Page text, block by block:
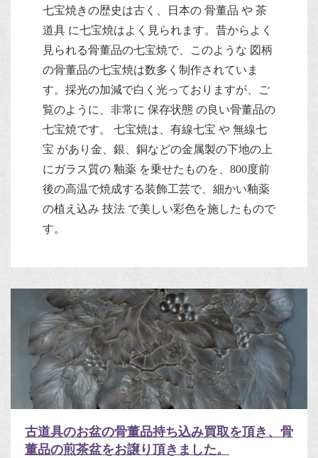
七宝焼きの歴史は古く、日本の 骨董品 や 茶
道具 に七宝焼はよく見られます。昔からよく
見られる骨董品の七宝焼で、このような 図柄
の骨董品の七宝焼は数多く制作されていま
す。採光の加減で白く光っておりますが、ご
覧のように、非常に 保存状態 の良い骨董品の
七宝焼です。 七宝焼は、有線七宝 や 無線七
宝 があり金、銀、銅などの金属製の下地の上
にガラス質の 釉薬 を乗せたものを、800度前
後の高温で焼成する装飾工芸で、細かい釉薬
の植え込み 技法 で美しい彩色を施したもので
す。
古道具のお盆の骨董品持ち込み買取を頂き、骨
董品の煎茶盆をお譲り頂きました。